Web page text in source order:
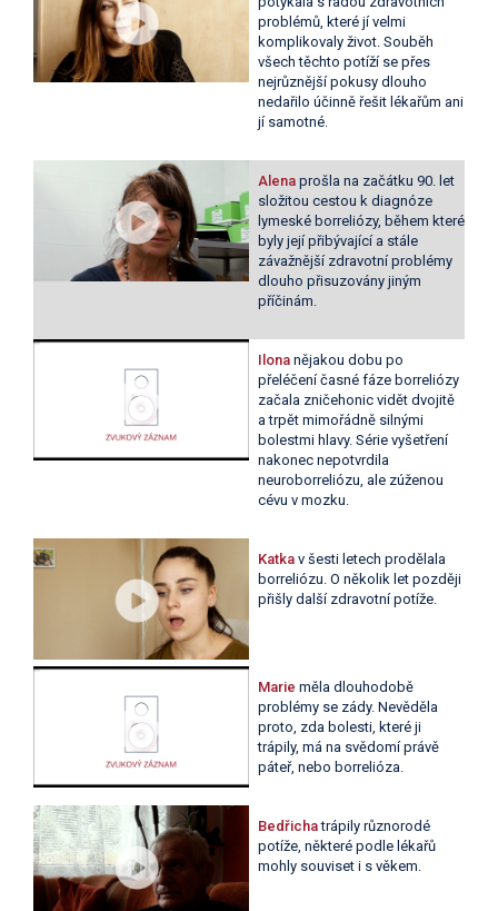
problémů, které jí velmi
komplikovaly život. Souběh
všech těchto potíží se přes
nejrůznější pokusy dlouho
nedařilo účinně řešit lékařům ani
jí samotné.
Alena prošla na začátku 90. let
složitou cestou k diagnóze
lymeské borreliózy, během které
byly její přibývající a stále
závažnější zdravotní problémy
dlouho přisuzovány jiným
příčinám.
Ilona nějakou dobu po
přeléčení časné fáze borreliózy
začala zničehonic vidět dvojitě
a trpět mimořádně silnými
bolestmi hlavy. Série vyšetření
nakonec nepotvrdila
neuroborreliózu, ale zúženou
cévu v mozku.
Katka v šesti letech prodělala
borreliózu. O několik let později
přišly další zdravotní potíže.
Marie měla dlouhodobě
problémy se zády. Nevěděla
proto, zda bolesti, které ji
trápily, má na svědomí právě
páteř, nebo borrelióza.
Bedřichatrápily různorodé
potíže, některé podle lékařů
mohly souviset i s věkem.